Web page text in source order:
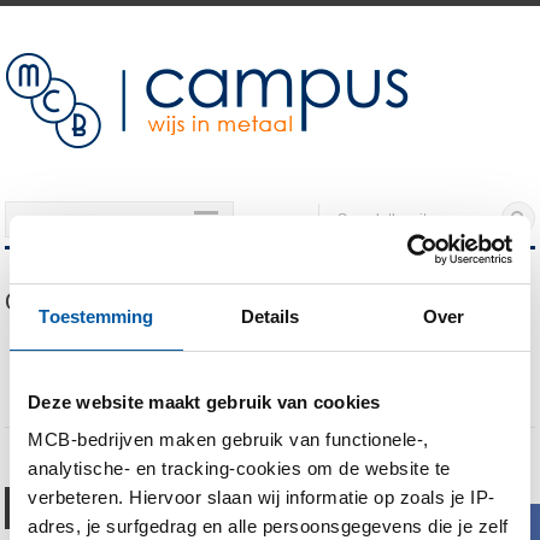
Toestemming Details Over
Deze website maakt gebruik van cookies
MCB-bedrijven maken gebruik van functionele-,
analytische- en tracking-cookies om de website te
verbeteren. Hiervoor slaan wij informatie op zoals je IP-
adres, je surfgedrag en alle persoonsgegevens die je zelf
Our Blog
Gehoord op de MCB Campus: “Een oxidehuid? Verrek, dat ken ik!”
Ton van Dijk over metaalkunde: “Ik praat met klanten al vrij snel over de
Chris Kepser haalt de MCB
Campus binnen
b